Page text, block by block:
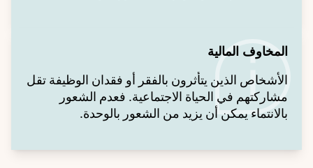
المخاوف المالية
الأشخاص الذين يتأثرون بالفقر أو فقدان الوظيفة تقل
مشاركتهم في الحياة الاجتماعية. فعدم الشعور
بالانتماء يمكن أن يزيد من الشعور بالوحدة.